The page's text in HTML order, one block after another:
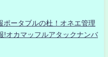
ポータブルの杜！オネエ管理
!オカマッフルアタックナンバ